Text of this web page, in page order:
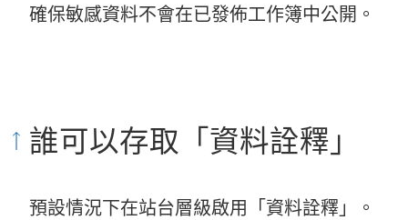
確保敏感資料不會在已發佈工作簿中公開。
誰可以存取「資料詮釋」
預設情況下在站台層級啟用「資料詮釋」。